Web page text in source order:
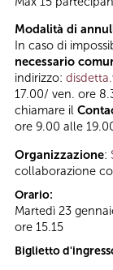
Modalità di
In caso di
necessario
indirizzo:
17.00/ ven. ore
chiamare il
ore 9.00 alle
Organizzazione:
collaborazione
Orario:
Martedì 23
ore 15.15
Biglietto